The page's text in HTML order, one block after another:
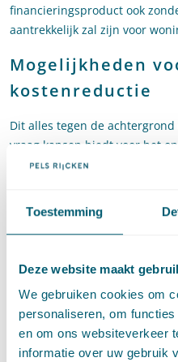
Toestemming
Deze website maakt
We gebruiken cookies om
personaliseren, om
en om ons websiteverkeer
informatie over uw gebruik
financieringsproduct ook
aantrekkelijk zal zijn voor
Mogelijkheden
kostenreductie
Dit alles tegen de
vraag kansen biedt voor het
goedkoper aanbod van
organisatorische innovaties,
Proeftuinen Aardgasvrije
afstemming met
arrangementen ontwikkelen:
industrieel vervaardigbare
en duurzame energie- en